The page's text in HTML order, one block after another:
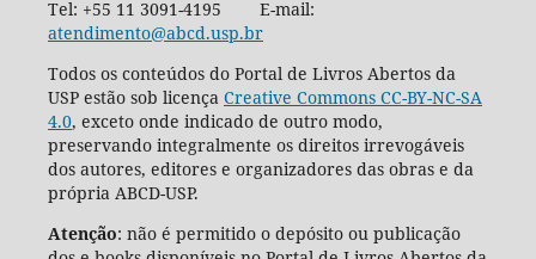
Tel: +55 11 3091-4195 E-mail:
atendimento@abcd.usp.br
Todos os conteúdos do Portal de Livros Abertos da
USP estão sob licença Creative Commons CC-BY-NC-SA
4.0, exceto onde indicado de outro modo,
preservando integralmente os direitos irrevogáveis
dos autores, editores e organizadores das obras e da
própria ABCD-USP.
Atenção: não é permitido o depósito ou publicação